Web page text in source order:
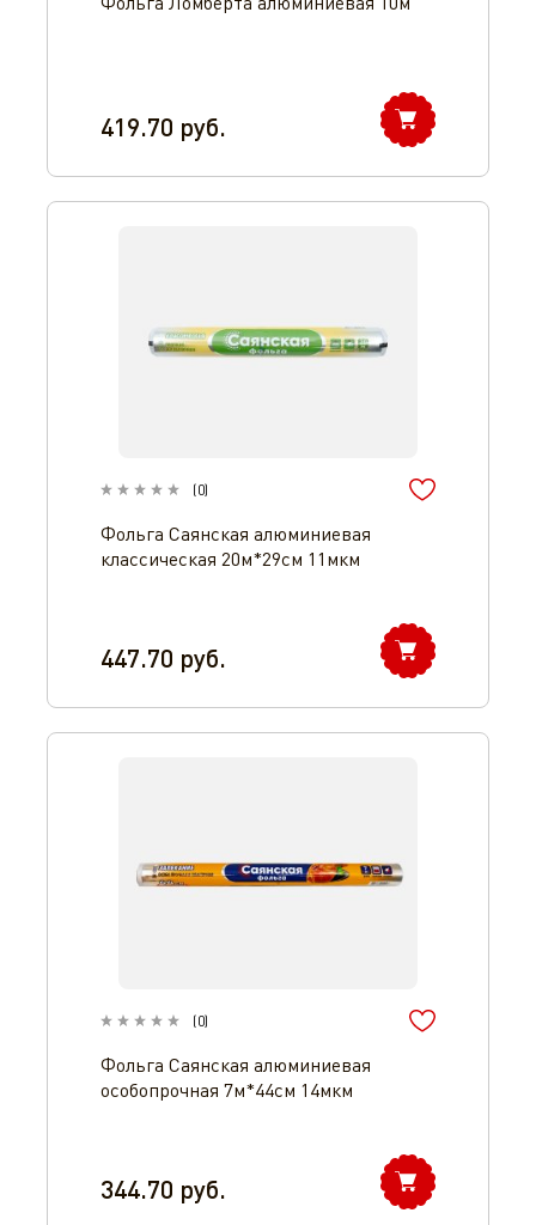
419.70 руб.
(0)
Фольга Саянская алюминиевая
классическая 20м*29см 11мкм
447.70 руб.
(0)
Фольга Саянская алюминиевая
особопрочная 7м*44см 14мкм
344.70 руб.